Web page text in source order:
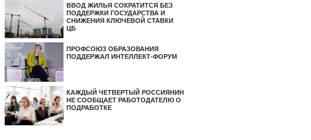
ВВОД ЖИЛЬЯ СОКРАТИТСЯ БЕЗ
ПОДДЕРЖКИ ГОСУДАРСТВА И
СНИЖЕНИЯ КЛЮЧЕВОЙ СТАВКИ
ЦБ
ПРОФСОЮЗ ОБРАЗОВАНИЯ
ПОДДЕРЖАЛ ИНТЕЛЛЕКТ-ФОРУМ
КАЖДЫЙ ЧЕТВЕРТЫЙ РОССИЯНИН
НЕ СООБЩАЕТ РАБОТОДАТЕЛЮ О
ПОДРАБОТКЕ